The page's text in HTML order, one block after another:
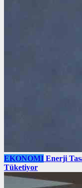
EKONOMI Enerji
Tüketiyor